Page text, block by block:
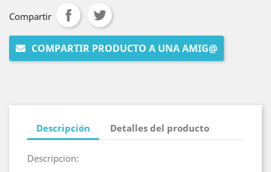
Compartir
COMPARTIR PRODUCTO A UNA AMIG@
Descripción Detalles del producto
Descripcion: